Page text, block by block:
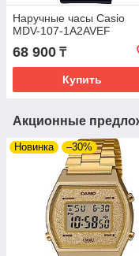
Наручные часы Casio
MDV-107-1A2AVEF
68 900 ₸
Купить
Акционные
Новинка –30%